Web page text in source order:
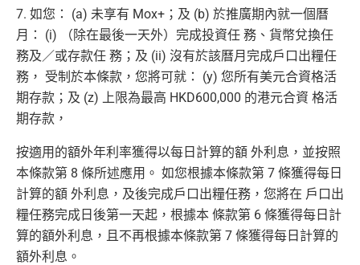
7. 如您： (a) 未享有 Mox+；及 (b) 於推廣期內就一個曆
月： (i) （除在最後一天外）完成投資任 務、貨幣兌換任
務及／或存款任 務；及 (ii) 沒有於該曆月完成戶口出糧任
務， 受制於本條款，您將可就： (y) 您所有美元合資格活
期存款；及 (z) 上限為最高 HKD600,000 的港元合資 格活
期存款，
按適用的額外年利率獲得以每日計算的額 外利息，並按照
本條款第 8 條所述應用。 如您根據本條款第 7 條獲得每日
計算的額 外利息，及後完成戶口出糧任務，您將在 戶口出
糧任務完成日後第一天起，根據本 條款第 6 條獲得每日計
算的額外利息，且不再根據本條款第 7 條獲得每日計算的
額外利息。